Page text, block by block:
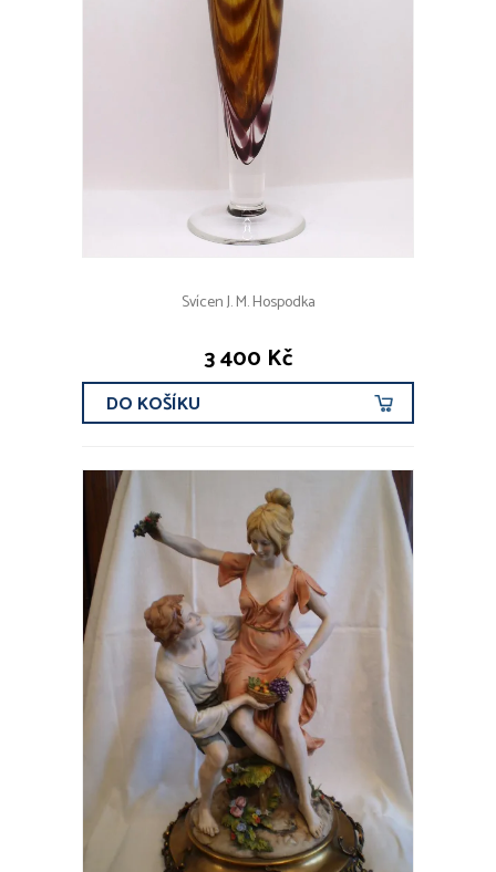
Svícen J. M. Hospodka
3 400 Kč
DO KOŠÍKU